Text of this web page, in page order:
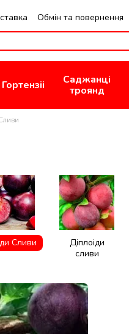
Обмін та повернення
Публична Оферта
Гортензіі
Саджанці
троянд
Сливи
Діплоіди
сливи